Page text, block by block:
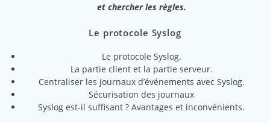
et chercher les règles.
Le protocole Syslog
Le protocole Syslog.
La partie client et la partie serveur.
Centraliser les journaux d’événements avec Syslog.
Sécurisation des journaux
Syslog est-il suffisant ? Avantages et inconvénients.